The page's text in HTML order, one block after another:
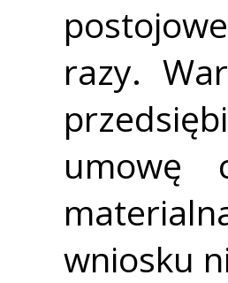
razy.
umowę
wniosku